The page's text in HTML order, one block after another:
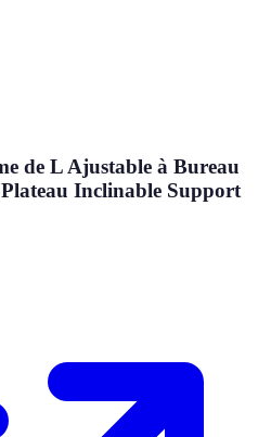
de L Ajustable à Bureau
Inclinable Support